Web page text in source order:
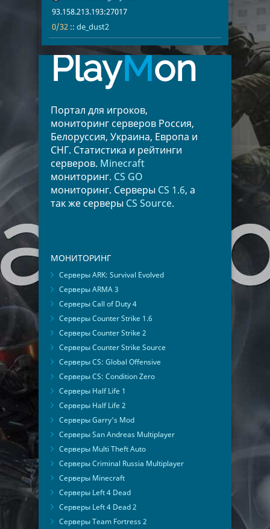
93.158.213.193:27017
0/32 :: de_dust2
PlayMon
Портал для игроков,
мониторинг серверов Россия,
Белоруссия, Украина, Европа и
СНГ. Статистика и рейтинги
серверов. Minecraft
мониторинг. CS GO
мониторинг. Серверы CS 1.6, а
так же серверы CS Source.
МОНИТОРИНГ
Серверы ARK: Survival Evolved
Серверы ARMA 3
Серверы Call of Duty 4
Серверы Counter Strike 1.6
Серверы Counter Strike 2
Серверы Counter Strike Source
Серверы CS: Global Offensive
Серверы CS: Condition Zero
Серверы Half Life 1
Серверы Half Life 2
Серверы Garry's Mod
Серверы San Andreas Multiplayer
Серверы Multi Theft Auto
Серверы Criminal Russia Multiplayer
Серверы Minecraft
Серверы Left 4 Dead
Серверы Left 4 Dead 2
Серверы Team Fortress 2